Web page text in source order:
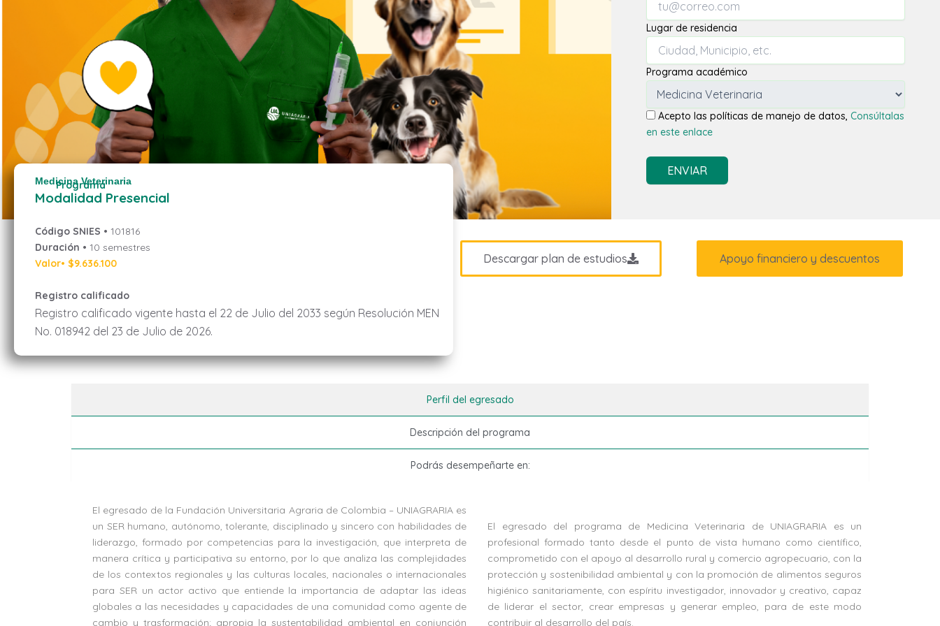
Lugar de residencia
Programa académico
Acepto las políticas de manejo de datos, Consúltalas
en este enlace
ENVIAR
Programa
Medicina Veterinaria
Modalidad Presencial
Código SNIES • 101816
Duración • 10 semestres
Valor• $9.636.100
Registro calificado
Registro calificado vigente hasta el 22 de Julio del 2033 según Resolución MEN
No. 018942 del 23 de Julio de 2026.
Descargar plan de estudios Apoyo financiero y descuentos
Perfil del egresado
Descripción del programa
Podrás desempeñarte en:
El egresado de la Fundación Universitaria Agraria de Colombia – UNIAGRARIA es
un SER humano, autónomo, tolerante, disciplinado y sincero con habilidades de
liderazgo, formado por competencias para la investigación, que interpreta de
manera crítica y participativa su entorno, por lo que analiza las complejidades
de los contextos regionales y las culturas locales, nacionales o internacionales
para SER un actor activo que entiende la importancia de adaptar las ideas
globales a las necesidades y capacidades de una comunidad como agente de
cambio y trasformación; apropia la sustentabilidad ambiental en conjunción
El egresado del programa de Medicina Veterinaria de UNIAGRARIA es un
profesional formado tanto desde el punto de vista humano como científico,
comprometido con el apoyo al desarrollo rural y comercio agropecuario, con la
protección y sostenibilidad ambiental y con la promoción de alimentos seguros
higiénico sanitariamente, con espíritu investigador, innovador y creativo, capaz
de liderar el sector, crear empresas y generar empleo, para de este modo
contribuir al desarrollo del país.